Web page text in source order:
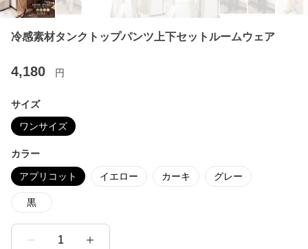
冷感素材タンクトップパンツ上下セットルームウェア
4,180 円
サイズ
ワンサイズ
カラー
アプリコット イエロー カーキ グレー
黒
1